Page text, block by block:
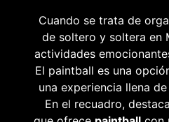
Cuando se trata de
de soltero y soltera en
actividades
El paintball es una
una experiencia llena
En el recuadro,